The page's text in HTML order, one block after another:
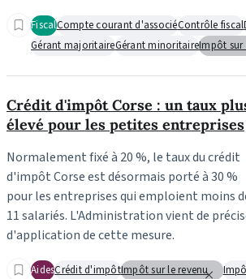
FiscalCompte courant d'associéContrôle fiscal
Gérant majoritaireGérant minoritaireImpôt sur
Crédit d'impôt Corse : un taux
élevé pour les petites entreprises
Normalement fixé à 20 %, le taux du crédit
d'impôt Corse est désormais porté à 30 %
pour les entreprises qui emploient moins
11 salariés. L'Administration vient de
d'application de cette mesure.
AidesCrédit d'impôtImpôt sur le revenu